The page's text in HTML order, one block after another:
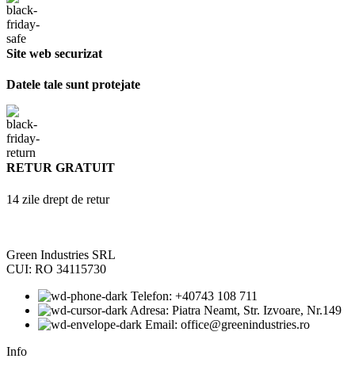
Site web securizat
Datele tale sunt protejate
RETUR GRATUIT
14 zile drept de retur
Green Industries SRL
CUI: RO 34115730
Telefon: +40743 108 711
Adresa: Piatra Neamt, Str. Izvoare, Nr.149
Email: office@greenindustries.ro
Info